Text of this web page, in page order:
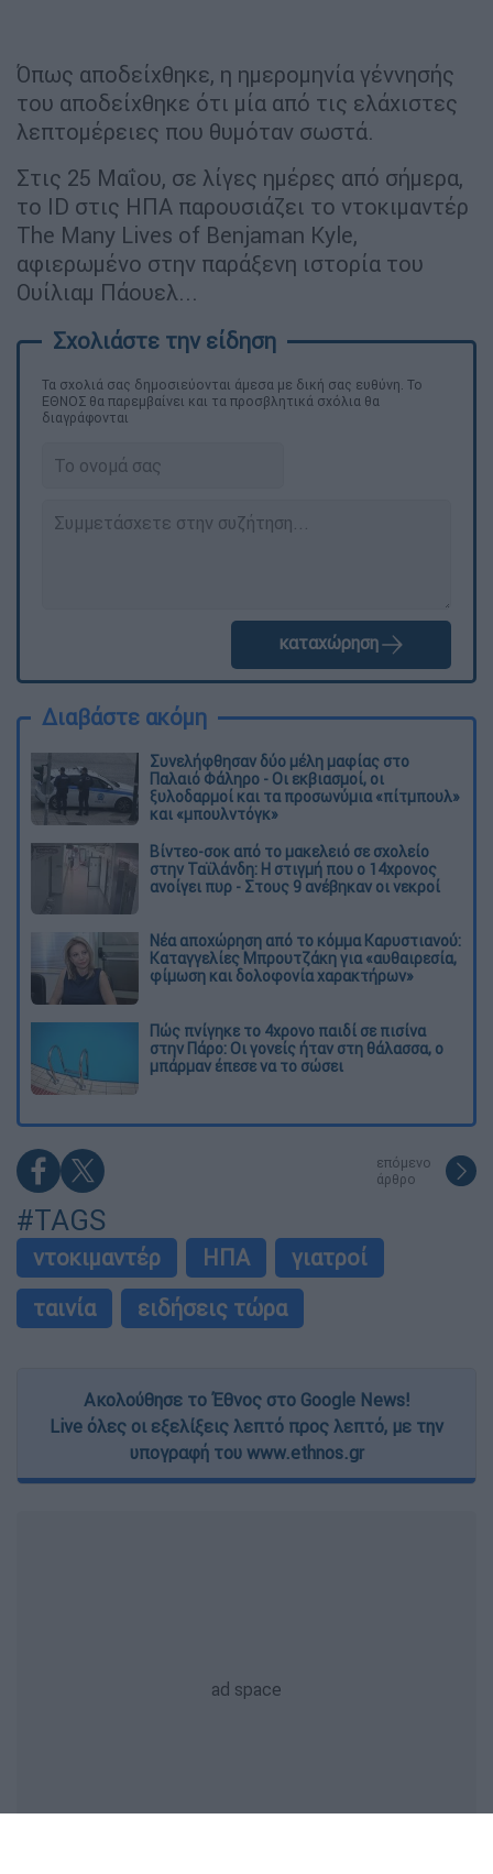
Όπως αποδείχθηκε, η ημερομηνία γέννησής
του αποδείχθηκε ότι μία από τις ελάχιστες
λεπτομέρειες που θυμόταν σωστά.
Στις 25 Μαΐου, σε λίγες ημέρες από σήμερα,
το ID στις ΗΠΑ παρουσιάζει το ντοκιμαντέρ
The Many Lives of Benjaman Kyle,
αφιερωμένο στην παράξενη ιστορία του
Ουίλιαμ Πάουελ...
Τα σχολιά σας δημοσιεύονται άμεσα με δική σας ευθύνη. Το
ΕΘΝΟΣ θα παρεμβαίνει και τα προσβλητικά σχόλια θα
διαγράφονται
καταχώρηση
Διαβάστε ακόμη
Συνελήφθησαν δύο μέλη μαφίας στο
Παλαιό Φάληρο - Οι εκβιασμοί, οι
ξυλοδαρμοί και τα προσωνύμια «πίτμπουλ»
και «μπουλντόγκ»
Βίντεο-σοκ από το μακελειό σε σχολείο
στην Ταϊλάνδη: Η στιγμή που ο 14χρονος
ανοίγει πυρ - Στους 9 ανέβηκαν οι νεκροί
Νέα αποχώρηση από το κόμμα Καρυστιανού:
Καταγγελίες Μπρουτζάκη για «αυθαιρεσία,
φίμωση και δολοφονία χαρακτήρων»
Πώς πνίγηκε το 4χρονο παιδί σε πισίνα
στην Πάρο: Οι γονείς ήταν στη θάλασσα, ο
μπάρμαν έπεσε να το σώσει
επόμενο
άρθρο
#TAGS
ντοκιμαντέρ ΗΠΑ
γιατροί
ταινία
ειδήσεις τώρα
Ακολούθησε το Έθνος στο Google News!
Live όλες οι εξελίξεις λεπτό προς λεπτό, με την
υπογραφή του www.ethnos.gr